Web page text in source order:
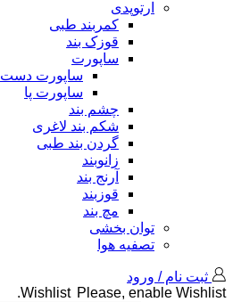
ارتوپدی
کمربند طبی
قوزک بند
ساپورت
ساپورت دست
ساپورت پا
چشم بند
شکم بند لاغری
گردن بند طبی
زانوبند
آرنج بند
قوزبند
مچ بند
توان بخشی
تصفیه هوا
ثبت نام / ورود
Wishlist Please, enable Wishlist.